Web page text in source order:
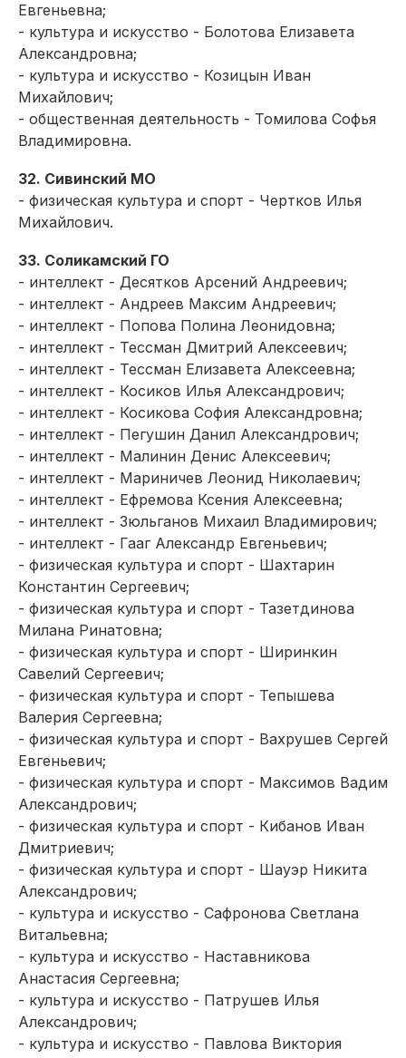
Евгеньевна;
- культура и искусство - Болотова Елизавета
Александровна;
- культура и искусство - Козицын Иван
Михайлович;
- общественная деятельность - Томилова Софья
Владимировна.
32. Сивинский МО
- физическая культура и спорт - Чертков Илья
Михайлович.
33. Соликамский ГО
- интеллект - Десятков Арсений Андреевич;
- интеллект - Андреев Максим Андреевич;
- интеллект - Попова Полина Леонидовна;
- интеллект - Тессман Дмитрий Алексеевич;
- интеллект - Тессман Елизавета Алексеевна;
- интеллект - Косиков Илья Александрович;
- интеллект - Косикова София Александровна;
- интеллект - Пегушин Данил Александрович;
- интеллект - Малинин Денис Алексеевич;
- интеллект - Мариничев Леонид Николаевич;
- интеллект - Ефремова Ксения Алексеевна;
- интеллект - Зюльганов Михаил Владимирович;
- интеллект - Гааг Александр Евгеньевич;
- физическая культура и спорт - Шахтарин
Константин Сергеевич;
- физическая культура и спорт - Тазетдинова
Милана Ринатовна;
- физическая культура и спорт - Ширинкин
Савелий Сергеевич;
- физическая культура и спорт - Тепышева
Валерия Сергеевна;
- физическая культура и спорт - Вахрушев Сергей
Евгеньевич;
- физическая культура и спорт - Максимов Вадим
Александрович;
- физическая культура и спорт - Кибанов Иван
Дмитриевич;
- физическая культура и спорт - Шауэр Никита
Александрович;
- культура и искусство - Сафронова Светлана
Витальевна;
- культура и искусство - Наставникова
Анастасия Сергеевна;
- культура и искусство - Патрушев Илья
Александрович;
- культура и искусство - Павлова Виктория